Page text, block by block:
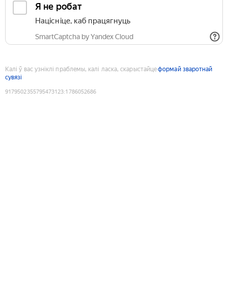
Я не робат
Націсніце, каб працягнуць
SmartCaptcha by Yandex Cloud
Калі ў вас узніклі праблемы, калі ласка, скарыстайцеформай зваротнай
сувязі
9179502355795473123:1786052686